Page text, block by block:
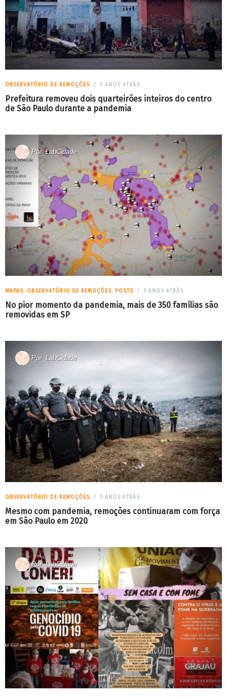
OBSERVATÓRIO DE REMOÇÕES 5 ANOS ATRÁS
Prefeitura removeu dois quarteirões inteiros do centro
de São Paulo durante a pandemia
PorLabCidade
MAPAS, OBSERVATÓRIO DE REMOÇÕES, POSTS 5 ANOS ATRÁS
No pior momento da pandemia, mais de 350 famílias são
removidas em SP
Por LabCidade
OBSERVATÓRIO DE REMOÇÕES 5 ANOS ATRÁS
Mesmo com pandemia, remoções continuaram com força
em São Paulo em 2020
PorLabCidade